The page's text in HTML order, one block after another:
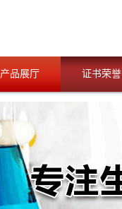
产品展厅 证书荣誉